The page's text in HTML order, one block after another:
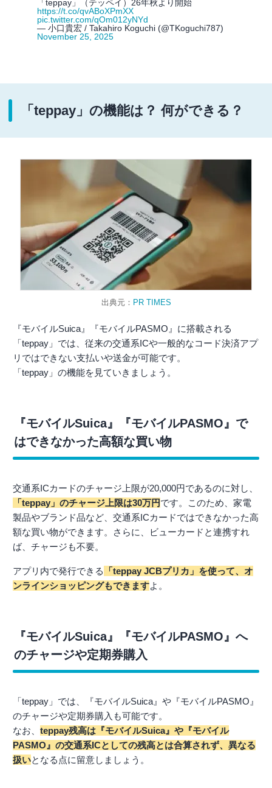
「teppay」（テッペイ）26年秋より開始
https://t.co/qvABoXPmXX
pic.twitter.com/qOm012yNYd
— 小口貴宏 / Takahiro Koguchi (@TKoguchi787)
November 25, 2025
「teppay」の機能は？ 何ができる？
出典元： PR TIMES
『モバイルSuica』『モバイルPASMO』に搭載される
「teppay」では、従来の交通系ICや一般的なコード決済アプ
リではできない支払いや送金が可能です。
「teppay」の機能を見ていきましょう。
『モバイルSuica』『モバイルPASMO』で
はできなかった高額な買い物
交通系ICカードのチャージ上限が20,000円であるのに対し、
「teppay」のチャージ上限は30万円です。このため、家電
製品やブランド品など、交通系ICカードではできなかった高
額な買い物ができます。さらに、ビューカードと連携すれ
ば、チャージも不要。
アプリ内で発行できる
「teppay JCBプリカ」を使って、オ
ンラインショッピングもできますよ。
『モバイルSuica』『モバイルPASMO』へ
のチャージや定期券購入
「teppay」では、『モバイルSuica』や『モバイルPASMO』
のチャージや定期券購入も可能です。
なお、 teppay残高は『モバイルSuica』や『モバイル
PASMO』の交通系ICとしての残高とは合算されず、異なる
扱いとなる点に留意しましょう。